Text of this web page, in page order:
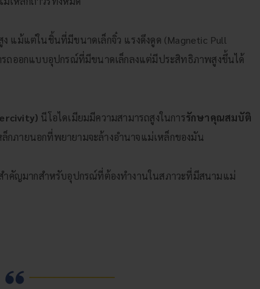
ง แม้แต่ในชิ้นที่มีขนาดเล็กจิ๋ว แรงดึงดูด (Magnetic Pull
รถออกแบบอุปกรณ์ที่มีขนาดเล็กลงแต่มีประสิทธิภาพสูงขึ้นได้
นีโอไดเมียมมีความสามารถสูงในการรักษาคุณสมบัติ
กภายนอกที่พยายามจะล้างอำนาจแม่เหล็กของมัน
ำคัญมากสำหรับอุปกรณ์ที่ต้องทำงานในสภาวะที่มีสนามแม่